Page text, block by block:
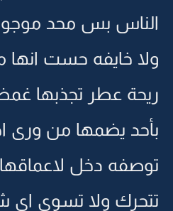
الناس بس محد
ولا خايفه حست
ريحة عطر تجذبها
بأحد يضمها من ورى
توصفه دخل لاعماقها
تتحرك ولا تسوي